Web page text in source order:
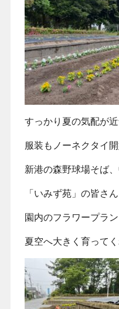
すっかり夏の気配が
服装もノーネクタイ
新港の森野球場そば
「いみず苑」の皆さ
園内のフラワープラ
夏空へ大きく育って